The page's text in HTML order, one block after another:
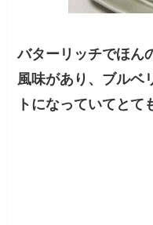
バターリッチでほん
風味があり、ブルベ
トになっていてとて